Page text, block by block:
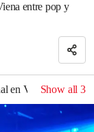
entre pop y
en Viena entre pop
Show all3